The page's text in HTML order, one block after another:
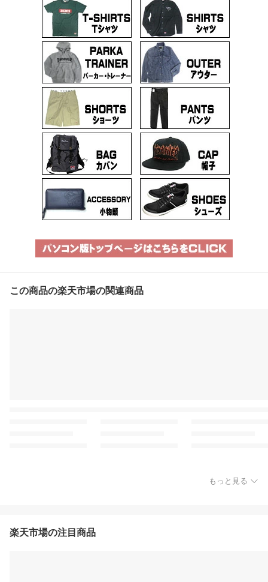
この商品の楽天市場の関連商品
もっと見る
楽天市場の注目商品